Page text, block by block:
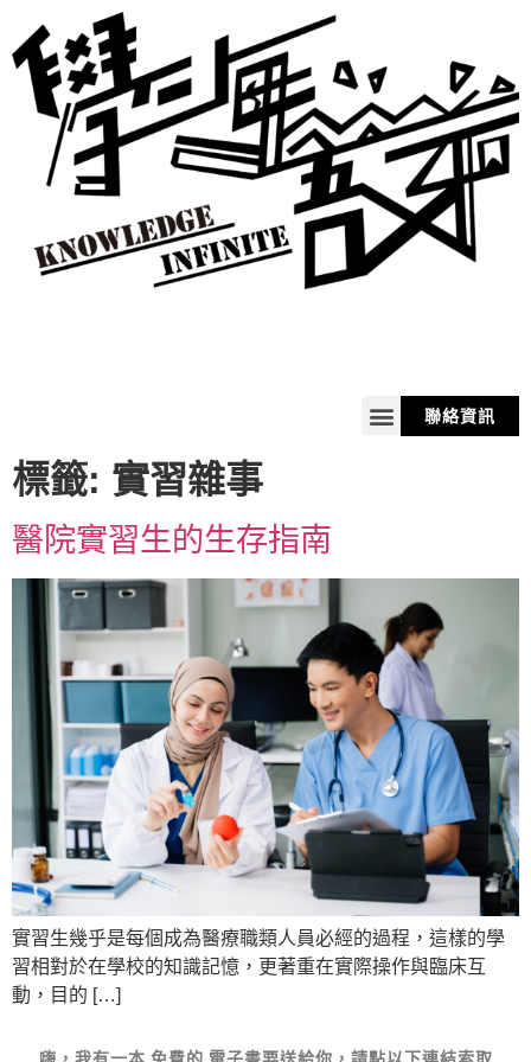
聯絡資訊
標籤: 實習雜事
醫院實習生的生存指南
實習生幾乎是每個成為醫療職類人員必經的過程，這樣的學
習相對於在學校的知識記憶，更著重在實際操作與臨床互
動，目的 […]
嗨，我有一本 免費的 電子書要送給你，請點以下連結索取